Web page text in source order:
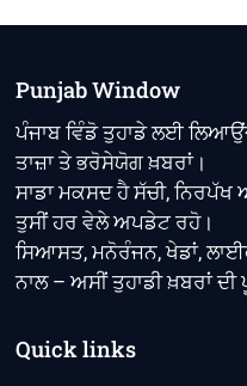
Punjab Window
ਪੰਜਾਬ ਵਿੰਡੋ ਤੁਹਾਡੇ ਲਈ
ਤਾਜ਼ਾ ਤੇ ਭਰੋਸੇਯੋਗ ਖ਼ਬਰਾਂ।
ਸਾਡਾ ਮਕਸਦ ਹੈ ਸੱਚੀ, ਨਿਰਪੱਖ
ਤੁਸੀਂ ਹਰ ਵੇਲੇ ਅਪਡੇਟ ਰਹੋ।
ਸਿਆਸਤ, ਮਨੋਰੰਜਨ, ਖੇਡਾਂ,
ਨਾਲ – ਅਸੀਂ ਤੁਹਾਡੀ ਖ਼ਬਰਾਂ ਦੀ
Quick links